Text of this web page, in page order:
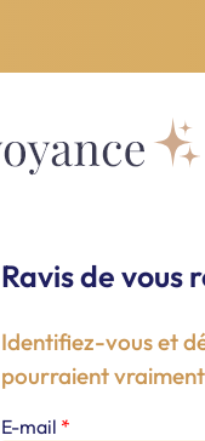
Ravis de vous
Identifiez-vous et
pourraient
E-mail *